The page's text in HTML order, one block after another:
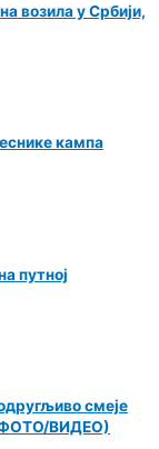
возила у Србији,
кампа
путној
смеје
(ФОТО/ВИДЕО)